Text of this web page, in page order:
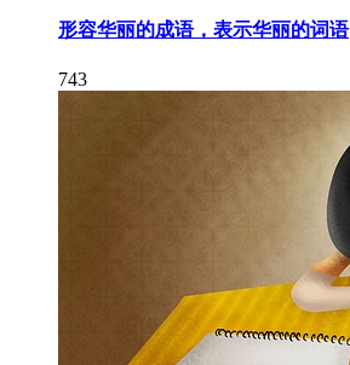
形容华丽的成语，表示华丽的词语
743